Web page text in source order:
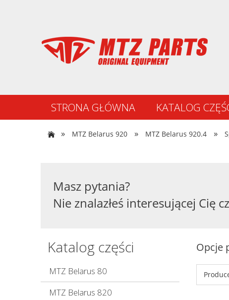
STRONA GŁÓWNA KATALOG
NOWOŚCI
» MTZ Belarus 920 » MTZ Belarus 920.4 »
Masz pytania?
Nie znalazłeś interesującej Cię
Katalog części
MTZ Belarus 80
MTZ Belarus 820
Opcje